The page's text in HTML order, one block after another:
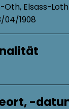
Oth, Elsass-
04/1908
-